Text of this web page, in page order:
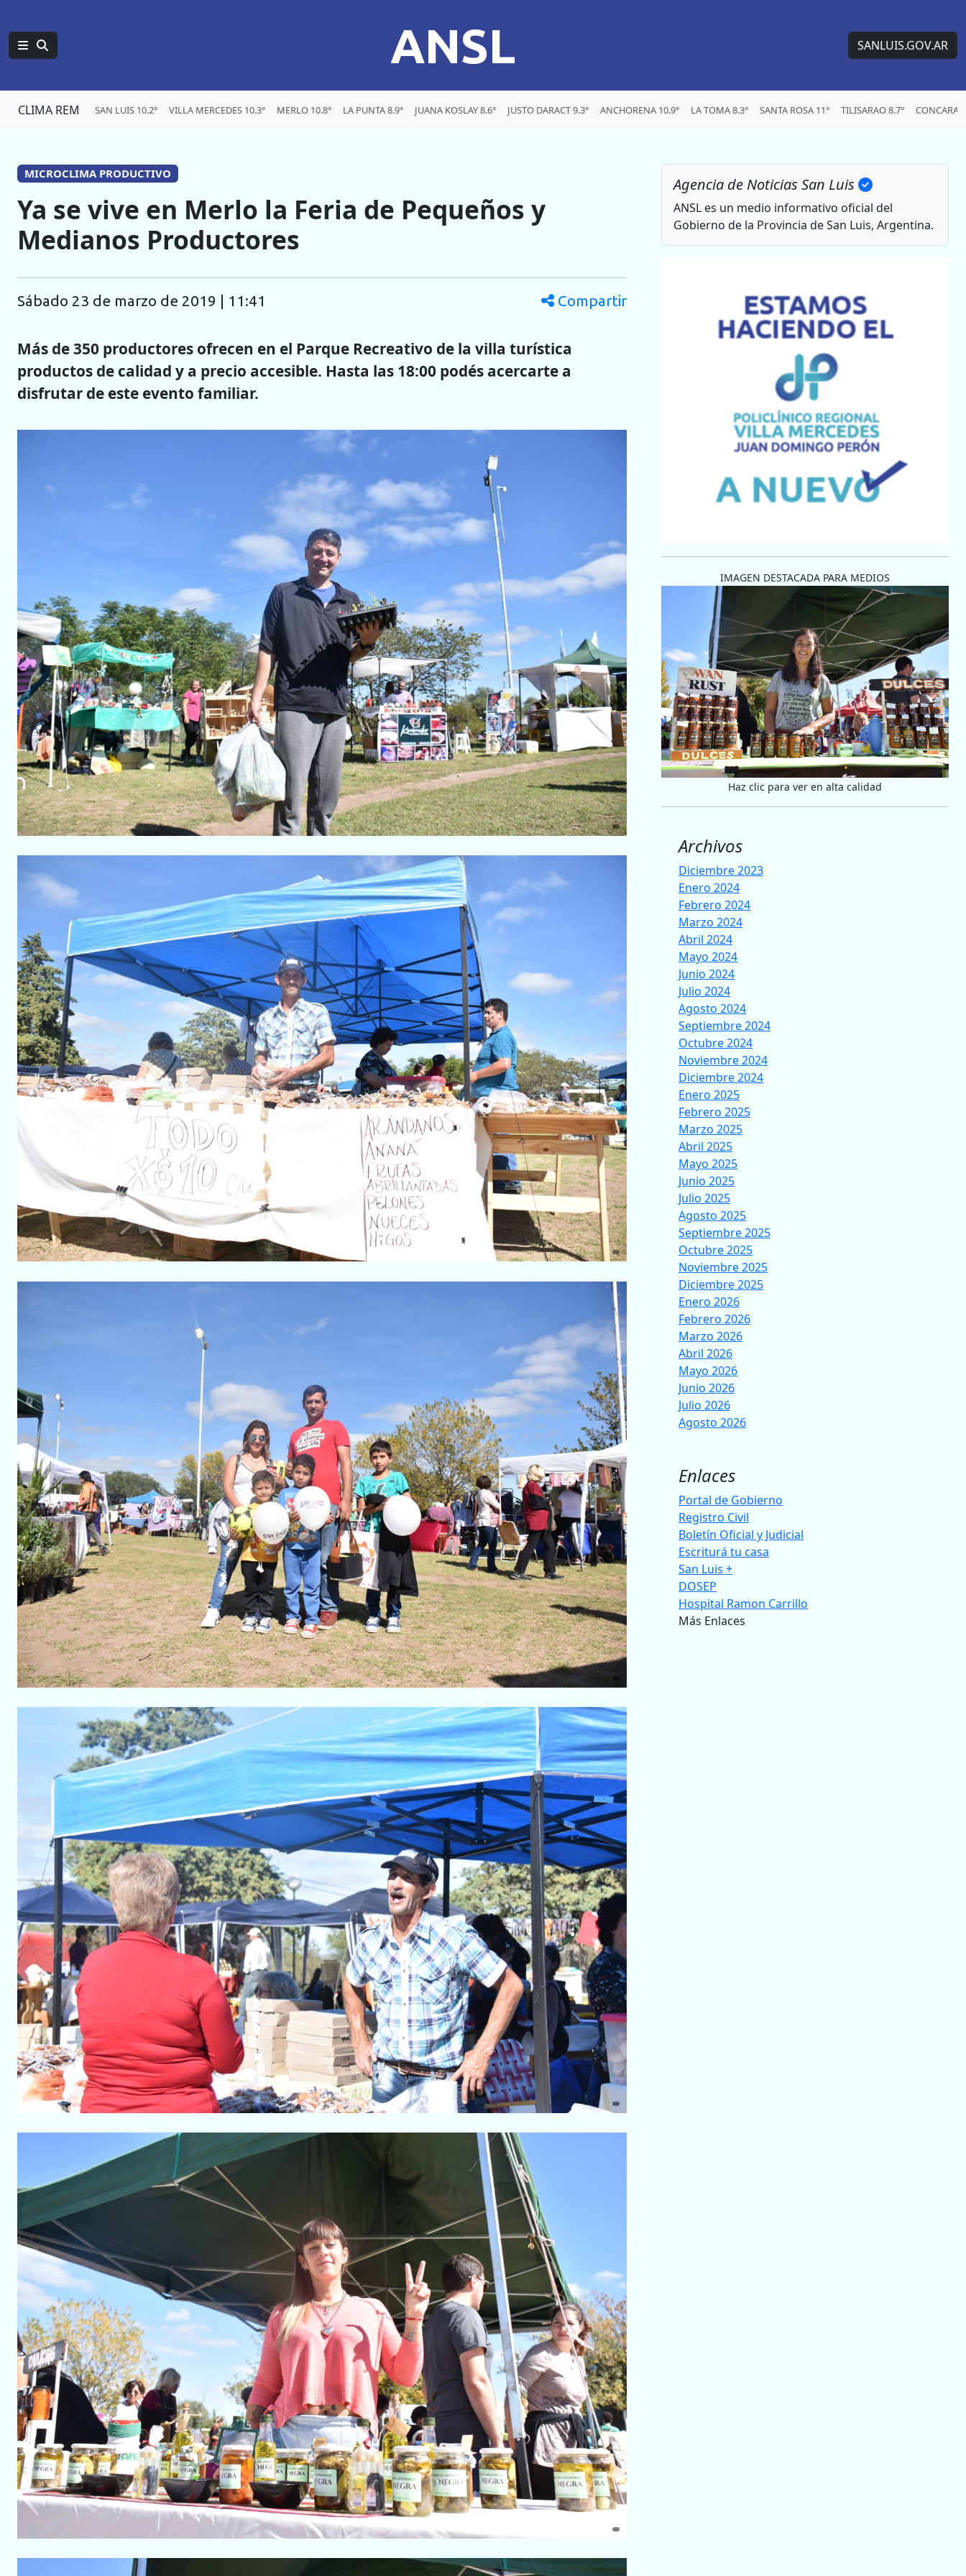
ANSL SANLUIS.GOV.AR
CLIMA REM SAN LUIS 10.2° VILLA MERCEDES 10.3° MERLO 10.8° LA PUNTA 8.9° JUANA KOSLAY 8.6° JUSTO DARACT 9.3° ANCHORENA 10.9° LA TOMA 8.3° SANTA ROSA 11° TILISARAO 8.7°
MICROCLIMA PRODUCTIVO
Ya se vive en Merlo la Feria de Pequeños y
Medianos Productores
sábado 23 de marzo de 2019 | 11:41 Compartir
Más de 350 productores ofrecen en el Parque Recreativo de la villa turística
productos de calidad y a precio accesible. Hasta las 18:00 podés acercarte a
disfrutar de este evento familiar.
Agencia de Noticias San Luis
ANSL es un medio informativo oficial del
Gobierno de la Provincia de San Luis, Argentina.
IMAGEN DESTACADA PARA MEDIOS
Haz clic para ver en alta calidad
Archivos
Diciembre 2023
Enero 2024
Febrero 2024
Marzo 2024
Abril 2024
Mayo 2024
Junio 2024
Julio 2024
Agosto 2024
Septiembre 2024
Octubre 2024
Noviembre 2024
Diciembre 2024
Enero 2025
Febrero 2025
Marzo 2025
Abril 2025
Mayo 2025
Junio 2025
Julio 2025
Agosto 2025
Septiembre 2025
Octubre 2025
Noviembre 2025
Diciembre 2025
Enero 2026
Febrero 2026
Marzo 2026
Abril 2026
Mayo 2026
Junio 2026
Julio 2026
Agosto 2026
Enlaces
Portal de Gobierno
Registro Civil
Boletín Oficial y Judicial
Escriturá tu casa
San Luis +
DOSEP
Hospital Ramon Carrillo
Más Enlaces